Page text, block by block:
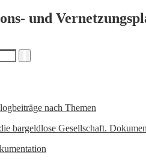
und
nach Themen
bargeldlose Gesellschaft.